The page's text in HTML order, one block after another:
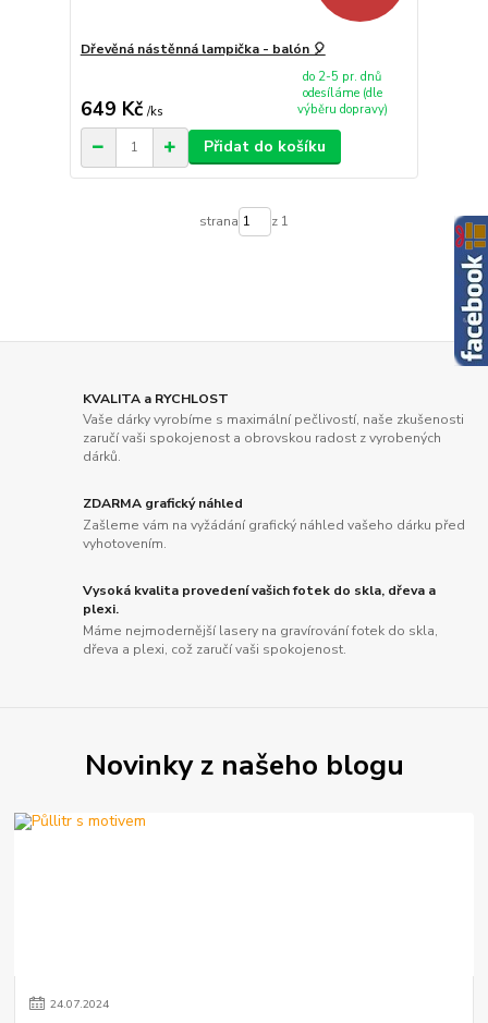
Dřevěná nástěnná lampička - balón 🎈
649 Kč /ks
do 2-5 pr. dnů
odesíláme (dle
výběru dopravy)
Přidat do košíku
strana z 1
KVALITA a RYCHLOST
Vaše dárky vyrobíme s maximální pečlivostí, naše zkušenosti
zaručí vaši spokojenost a obrovskou radost z vyrobených
dárků.
ZDARMA grafický náhled
Zašleme vám na vyžádání grafický náhled vašeho dárku před
vyhotovením.
Vysoká kvalita provedení vašich fotek do skla, dřeva a
plexi.
Máme nejmodernější lasery na gravírování fotek do skla,
dřeva a plexi, což zaručí vaši spokojenost.
Novinky z našeho blogu
24.07.2024